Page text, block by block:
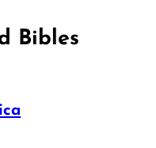
Bibles